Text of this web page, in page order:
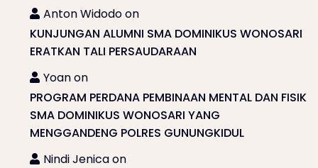
Anton Widodoon
KUNJUNGAN ALUMNI SMA DOMINIKUS WONOSARI
ERATKAN TALI PERSAUDARAAN
Yoanon
PROGRAM PERDANA PEMBINAAN MENTAL DAN FISIK
SMA DOMINIKUS WONOSARI YANG
MENGGANDENG POLRES GUNUNGKIDUL
Nindi Jenicaon